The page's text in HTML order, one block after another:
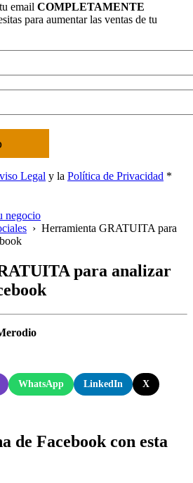
email COMPLETAMENTE
para aumentar las ventas de tu
Legal y la Política de Privacidad *
negocio
› Herramienta GRATUITA para
para analizar
WhatsApp LinkedIn X
de Facebook con esta